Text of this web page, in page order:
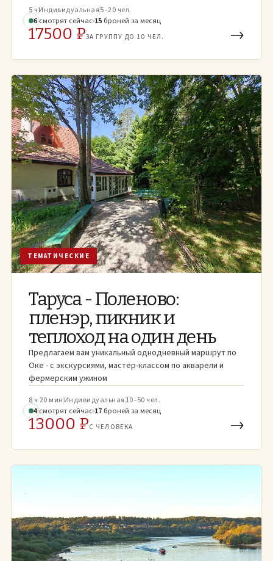
5 чИндивидуальная5–20 чел.
6смотрят сейчас 15 броней за месяц
17500 ₽ЗА ГРУППУ ДО 10 ЧЕЛ. →
ТЕМАТИЧЕСКИЕ
Таруса - Поленово:
пленэр, пикник и
теплоход на один день
Предлагаем вам уникальный однодневный маршрут по
Оке - с экскурсиями, мастер-классом по акварели и
фермерским ужином
8 ч 20 мин Индивидуальная 10–50 чел.
4смотрят сейчас 17 броней за месяц
13000 ₽С ЧЕЛОВЕКА →